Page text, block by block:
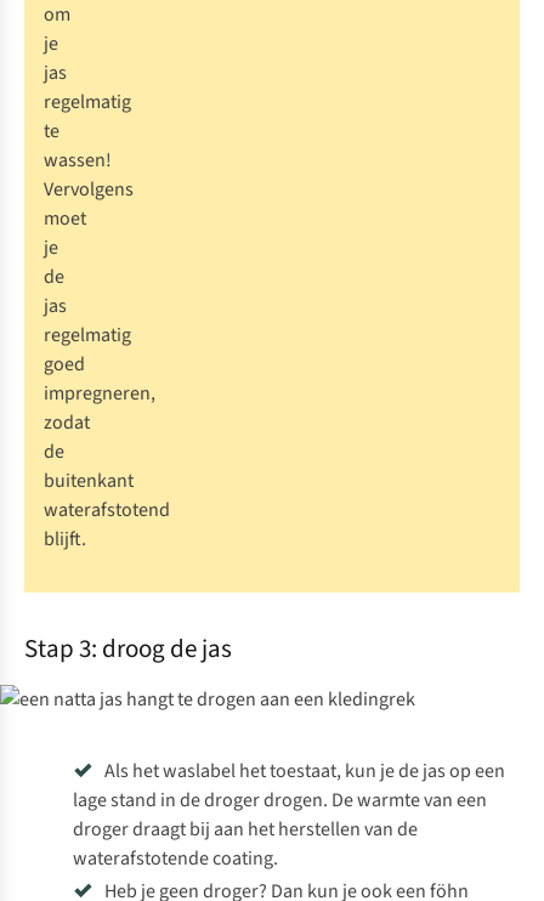
om
je
jas
regelmatig
te
wassen!
Vervolgens
moet
je
de
jas
regelmatig
goed
impregneren,
zodat
de
buitenkant
waterafstotend
blijft.
Stap 3: droog de jas
Als het waslabel het toestaat, kun je de jas op een
lage stand in de droger drogen. De warmte van een
droger draagt bij aan het herstellen van de
waterafstotende coating.
Heb je geen droger? Dan kun je ook een föhn